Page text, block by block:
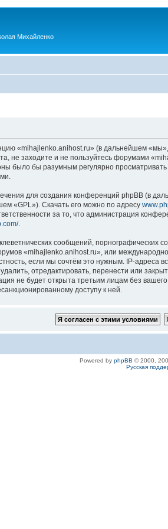
Михайленко
«mihajlenko.anihost.ru» (в дальнейшем
не заходите и не пользуйтесь форумами
было бы разумным регулярно
для создания конференций phpBB (в
«GPL»). Скачать его можно по адресу
за то, что администрация
.
сообщений,
«mihajlenko.anihost.ru», или
если мы сочтём это нужным. IP-
отредактировать, перенести или
не будет открыта третьим лицам без
доступу к ней.
Powered by phpBB © 2000,
Русская